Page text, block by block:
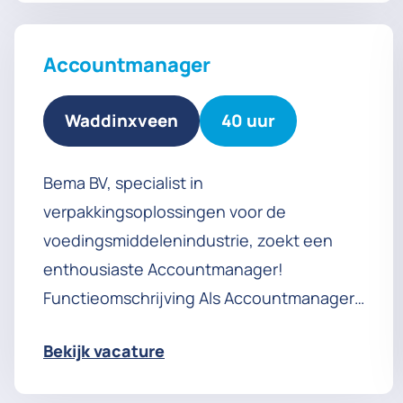
Accountmanager
Waddinxveen 40 uur
Bema BV, specialist in
verpakkingsoplossingen voor de
voedingsmiddelenindustrie, zoekt een
enthousiaste Accountmanager!
Functieomschrijving Als Accountmanager
klantrelaties, signaleer je nieuwe zakelijke
Bekijk vacature